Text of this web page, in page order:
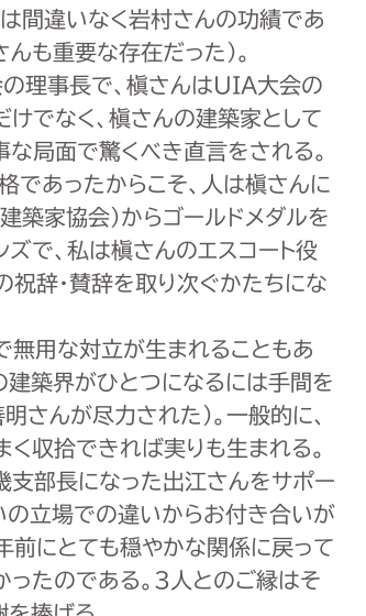
間違いなく岩村さんの功績であ
も重要な存在だった）。
理事長で、槇さんはUIA大会の
でなく、槇さんの建築家として
局面で驚くべき直言をされる。
であったからこそ、人は槇さんに
築家協会）からゴールドメダルを
で、私は槇さんのエスコート役
祝辞・賛辞を取り次ぐかたちにな
無用な対立が生まれることもあ
建築界がひとつになるには手間を
さんが尽力された）。一般的に、
収拾できれば実りも生まれる。
部長になった出江さんをサポー
の立場での違いからお付き合いが
前にとても穏やかな関係に戻って
たのである。３人とのご縁はそ